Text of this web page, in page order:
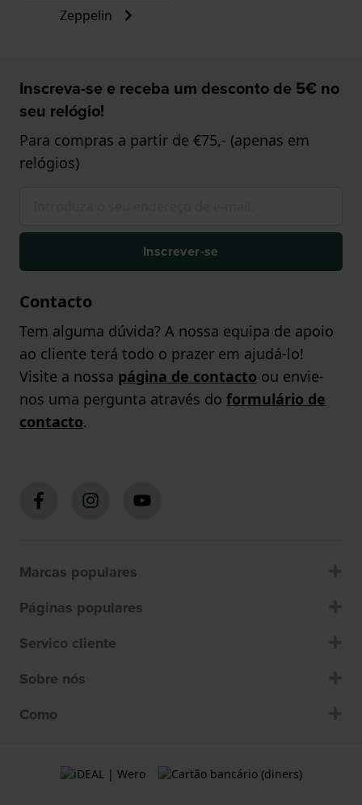
Zeppelin
Inscreva-se e receba um desconto de 5€ no
seu relógio!
Para compras a partir de €75,- (apenas em
relógios)
Inscrever-se
Contacto
Tem alguma dúvida? A nossa equipa de apoio
ao cliente terá todo o prazer em ajudá-lo!
Visite a nossa página de contacto ou envie-
nos uma pergunta através do formulário de
contacto.
Marcas populares
Páginas populares
Servico cliente
Sobre nós
Como